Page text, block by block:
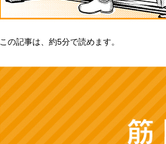
この記事は、約5分で読めます。